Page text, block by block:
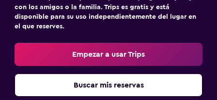
con los amigos o la familia. Trips es gratis y está
disponible para su uso independientemente del lugar en
el que reserves.
Empezar a usar Trips
Buscar mis reservas